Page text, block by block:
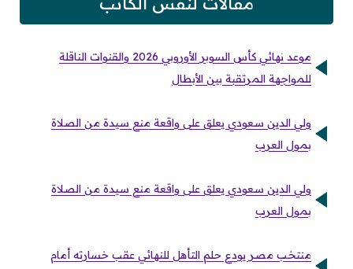
موعد نهائي كأس السوبر الأوروبي 2026 والقنوات الناقلة
للمواجهة المرتقبة بين الأبطال
ولي الدين سعودي يعلق على واقعة منع سيدة من الصلاة
بمول العرب
ولي الدين سعودي يعلق على واقعة منع سيدة من الصلاة
بمول العرب
منتخب مصر يودع حلم التأهل للنهائي عقب خسارته أمام